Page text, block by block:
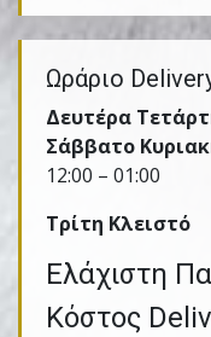
Ωράριο
Δευτέρα
Σάββατο
12:00 – 01:00
Τρίτη Kλειστό
Ελάχιστη
Κόστος